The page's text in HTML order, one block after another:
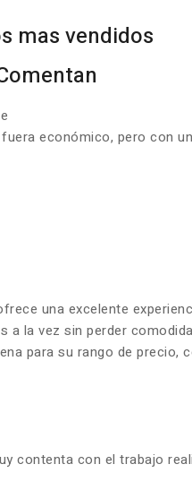
mas vendidos
económico, pero con
una excelente
a la vez sin perder
para su rango de
contenta con el trabajo